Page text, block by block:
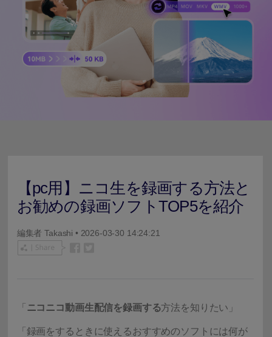
【pc用】ニコ生を録画する方法と
お勧めの録画ソフトTOP5を紹介
編集者 Takashi • 2026-03-30 14:24:21
「 ニコニコ動画生配信を録画する方法を知りたい」
「録画をするときに使えるおすすめのソフトには何が